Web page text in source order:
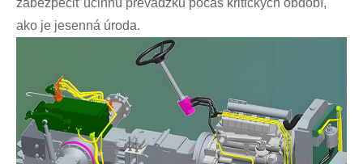
zabezpečiť účinnú prevádzku počas kritických období,
ako je jesenná úroda.